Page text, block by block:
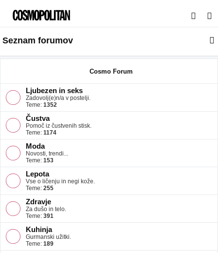
s
a
Seznam forumov
Cosmo Forum
Ljubezen in seks
Zadovolj(e)n/a v postelji.
Teme: 1352
Čustva
Pomoč iz čustvenih stisk.
Teme: 1174
Moda
Novosti, trendi...
Teme: 153
Lepota
Vse o ličenju in negi kože.
Teme: 255
Zdravje
Za dušo in telo.
Teme: 391
Kuhinja
Gurmanski užitki.
Teme: 189